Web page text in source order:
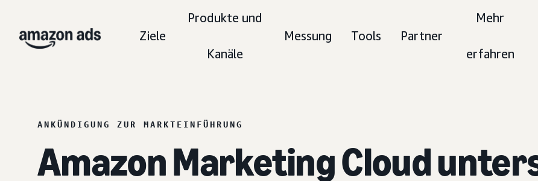
Ziele
Produkte und
Kanäle
Messung Tools Partner
Mehr
erfahren
ANKÜNDIGUNG ZUR MARKTEINFÜHRUNG
Amazon Marketing Cloud